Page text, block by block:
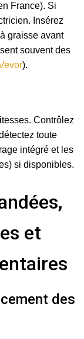
France). Si
Insérez
graisse avant
souvent des
).
Contrôlez
toute
intégré et les
si disponibles.
et
des